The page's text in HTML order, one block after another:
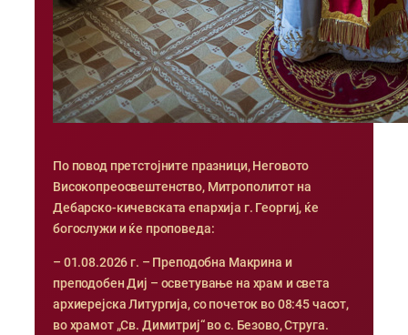
По повод претстојните празници, Неговото
Високопреосвештенство, Митрополитот на
Дебарско-кичевската епархија г. Георгиј, ќе
богослужи и ќе проповеда:
– 01.08.2026 г. – Преподобна Макрина и
преподобен Диј – осветување на храм и света
архиерејска Литургија, со почеток во 08:45 часот,
во храмот „Св. Димитриј“ во с. Безово, Струга.